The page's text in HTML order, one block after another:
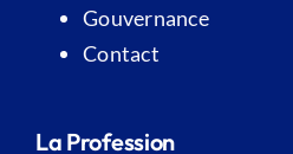
Gouvernance
Contact
La Profession